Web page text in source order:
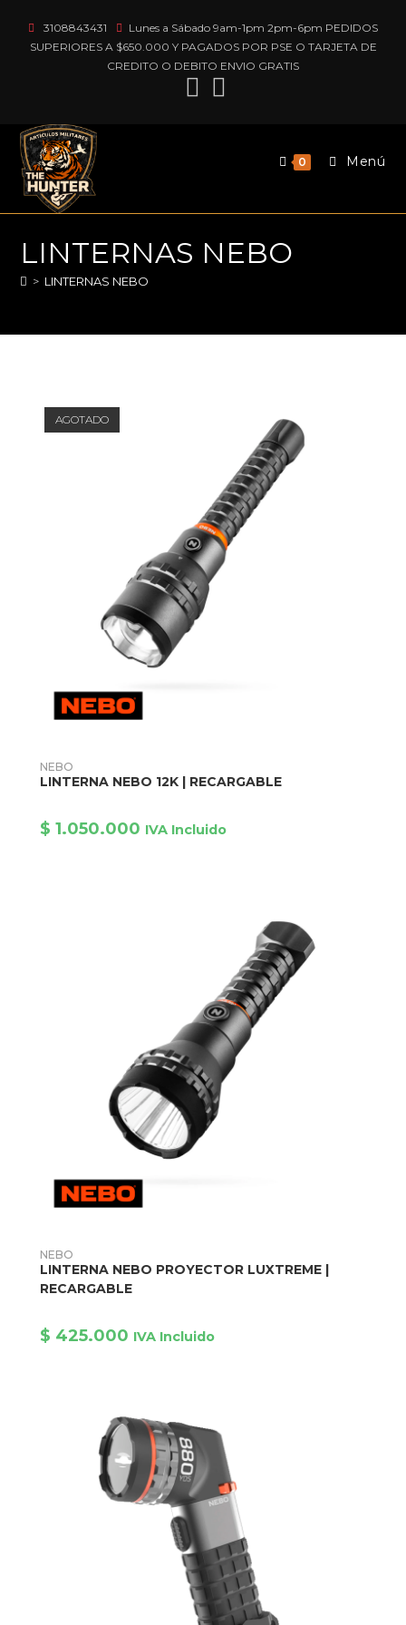
3108843431
Lunes a Sábado 9am-1pm 2pm-6pm PEDIDOS
SUPERIORES A $650.000 Y PAGADOS POR PSE O TARJETA DE
CREDITO O DEBITO ENVIO GRATIS
0 Menú
LINTERNAS NEBO
> LINTERNAS NEBO
AGOTADO
NEBO
LINTERNA NEBO 12K | RECARGABLE
$ 1.050.000 IVA Incluido
NEBO
LINTERNA NEBO PROYECTOR LUXTREME |
RECARGABLE
$ 425.000 IVA Incluido